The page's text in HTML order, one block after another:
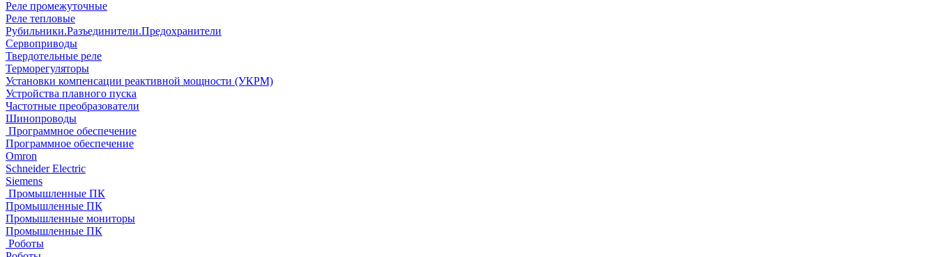
Реле промежуточные
Реле тепловые
Рубильники.Разъединители.Предохранители
Сервоприводы
Твердотельные реле
Терморегуляторы
Установки компенсации реактивной мощности (УКРМ)
Устройства плавного пуска
Частотные преобразователи
Шинопроводы
Программное обеспечение
Программное обеспечение
Omron
Schneider Electric
Siemens
Промышленные ПК
Промышленные ПК
Промышленные мониторы
Промышленные ПК
Роботы